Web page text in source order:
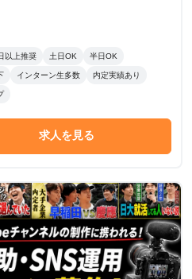
以上推奨 土日OK 半日OK
インターン生多数 内定実績あり
求人を見る